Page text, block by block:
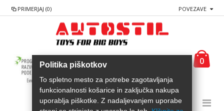
Politika piškotkov
To spletno mesto za potrebe zagotavljanja
funkcionalnosti košarice in zaključka nakupa
uporablja piškotke. Z nadaljevanjem uporabe
PRIMERJAJ (0) POVEZAVE
0